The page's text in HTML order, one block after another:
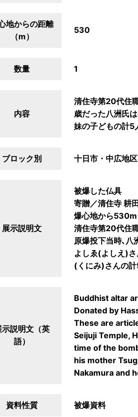
地からの距離
（m）
530
数量 1
内容
清住寺第20代住
歳だった八洲氏
妹の子どもの計5
ブロック別 十日市・中広地区
展示説明文
被爆した仏具
寄贈／清住寺 耕
爆心地から530m
清住寺第20代住
原爆投下当時､八
よしゑ(よしえ)
(くにみ)さんの
示説明文（英
語）
Buddhist altar
Donated by
These are
Seijuji Temple,
time of the
his mother
Nakamura and
資料性質 被爆資料